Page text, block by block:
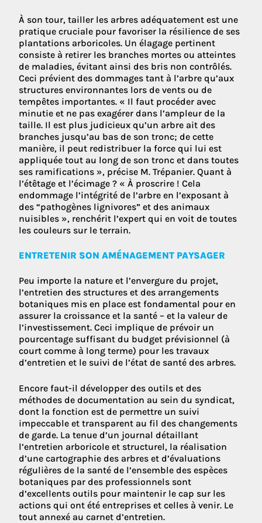
À son tour, tailler les arbres adéquatement est une
pratique cruciale pour favoriser la résilience de ses
plantations arboricoles. Un élagage pertinent
consiste à retirer les branches mortes ou atteintes
de maladies, évitant ainsi des bris non contrôlés.
Ceci prévient des dommages tant à l’arbre qu’aux
structures environnantes lors de vents ou de
tempêtes importantes. « Il faut procéder avec
minutie et ne pas exagérer dans l’ampleur de la
taille. Il est plus judicieux qu’un arbre ait des
branches jusqu’au bas de son tronc; de cette
manière, il peut redistribuer la force qui lui est
appliquée tout au long de son tronc et dans toutes
ses ramifications », précise M. Trépanier. Quant à
l’étêtage et l’écimage ? « À proscrire ! Cela
endommage l’intégrité de l’arbre en l’exposant à
des “pathogènes lignivores” et des animaux
nuisibles », renchérit l’expert qui en voit de toutes
les couleurs sur le terrain.
ENTRETENIR SON AMÉNAGEMENT PAYSAGER
Peu importe la nature et l’envergure du projet,
l’entretien des structures et des arrangements
botaniques mis en place est fondamental pour en
assurer la croissance et la santé – et la valeur de
l’investissement. Ceci implique de prévoir un
pourcentage suffisant du budget prévisionnel (à
court comme à long terme) pour les travaux
d’entretien et le suivi de l’état de santé des arbres.
Encore faut-il développer des outils et des
méthodes de documentation au sein du syndicat,
dont la fonction est de permettre un suivi
impeccable et transparent au fil des changements
de garde. La tenue d’un journal détaillant
l’entretien arboricole et structurel, la réalisation
d’une cartographie des arbres et d’évaluations
régulières de la santé de l’ensemble des espèces
botaniques par des professionnels sont
d’excellents outils pour maintenir le cap sur les
actions qui ont été entreprises et celles à venir. Le
tout annexé au carnet d’entretien.